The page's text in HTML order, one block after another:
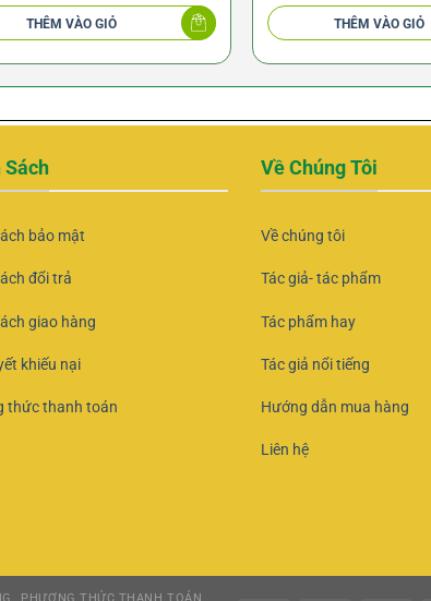
THÊM VÀO GIỎ THÊM VÀO GIỎ
Sách
bảo mật
đổi trả
giao hàng
khiếu nại
thức thanh toán
Về Chúng Tôi
Về chúng tôi
Tác giả- tác phẩm
Tác phẩm hay
Tác giả nổi tiếng
Hướng dẫn mua hàng
Liên hệ